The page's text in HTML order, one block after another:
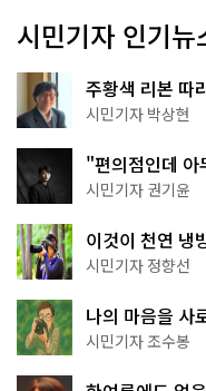
시민기자 인기뉴
주황색 리본 따
서울둘레길 15코
시민기자 박상현
"편의점인데 아
한 편의점의 정체
시민기자 권기윤
이것이 천연 냉
나볼까
시민기자 정향선
나의 마음을 사
상작 공개!
시민기자 조수봉